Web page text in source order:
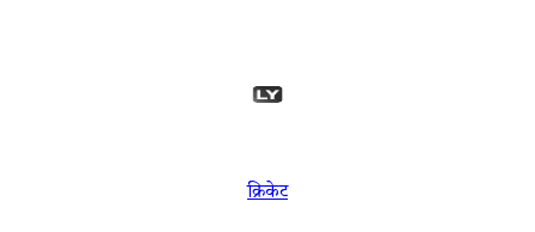
क्रिकेट